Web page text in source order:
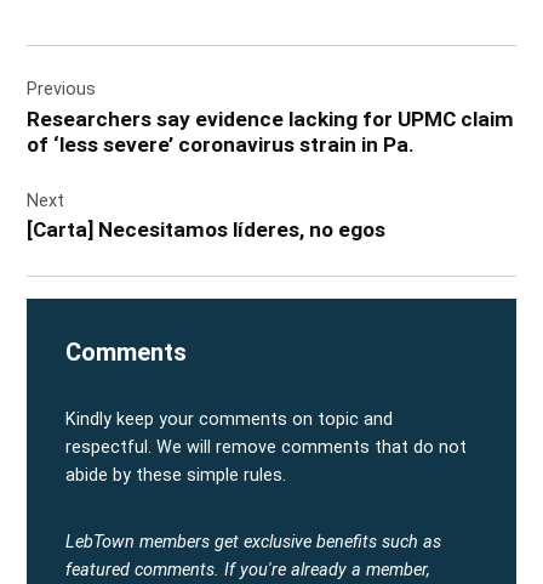
navigation
Previous
Researchers say evidence lacking for UPMC claim
of ‘less severe’ coronavirus strain in Pa.
Next
[Carta] Necesitamos líderes, no egos
Comments
Kindly keep your comments on topic and
respectful. We will remove comments that do not
abide by these simple rules.
LebTown members get exclusive benefits such as
featured comments. If you're already a member,